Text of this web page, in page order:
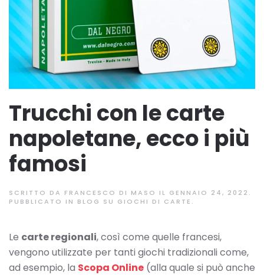
Trucchi con le carte
napoletane, ecco i più
famosi
SCRITTO DA FRANCESCO DI MASO IL GENNAIO 24, 2022 .
PUBBLICATO IN BLOG SU GIOCHI DI CARTE .
Le carte regionali, così come quelle francesi,
vengono utilizzate per tanti giochi tradizionali come,
ad esempio, la Scopa Online (alla quale si può anche